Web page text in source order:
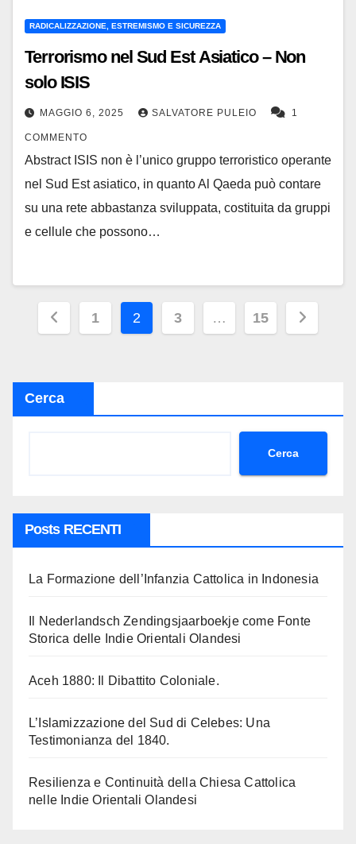
RADICALIZZAZIONE, ESTREMISMO E SICUREZZA
Terrorismo nel Sud Est Asiatico – Non
solo ISIS
MAGGIO 6, 2025 SALVATORE PULEIO 1
COMMENTO
Abstract ISIS non è l’unico gruppo terroristico operante
nel Sud Est asiatico, in quanto Al Qaeda può contare
su una rete abbastanza sviluppata, costituita da gruppi
e cellule che possono…
Paginazione
articoli
1 2 3 … 15
Cerca
Cerca
Posts RECENTI
La Formazione dell’Infanzia Cattolica in Indonesia
Il Nederlandsch Zendingsjaarboekje come Fonte
Storica delle Indie Orientali Olandesi
Aceh 1880: Il Dibattito Coloniale.
L’Islamizzazione del Sud di Celebes: Una
Testimonianza del 1840.
Resilienza e Continuità della Chiesa Cattolica
nelle Indie Orientali Olandesi